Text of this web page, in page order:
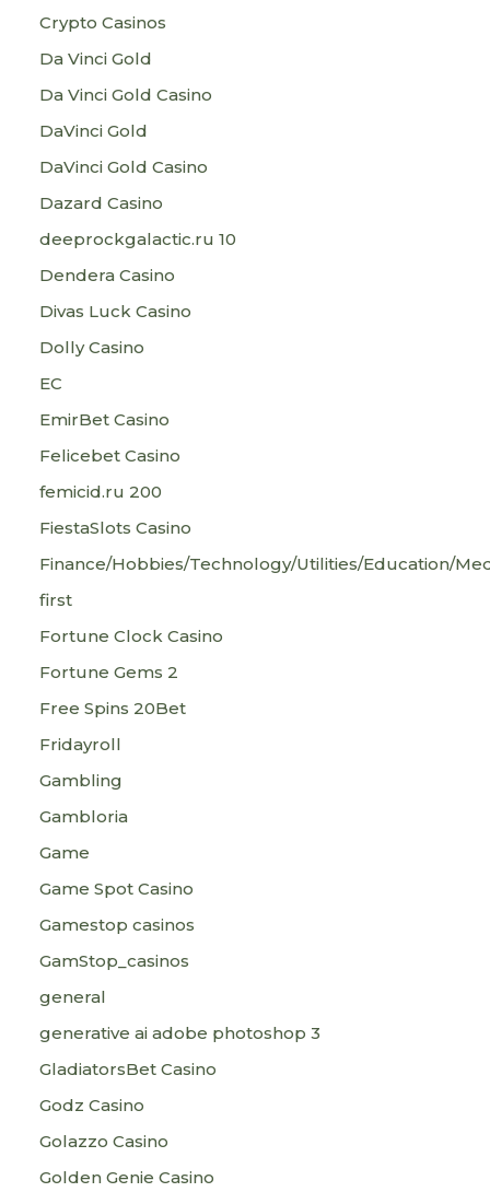
Crypto Casinos
Da Vinci Gold
Da Vinci Gold Casino
DaVinci Gold
DaVinci Gold Casino
Dazard Casino
deeprockgalactic.ru 10
Dendera Casino
Divas Luck Casino
Dolly Casino
EC
EmirBet Casino
Felicebet Casino
femicid.ru 200
FiestaSlots Casino
Finance/Hobbies/Technology/Utilities/Education/
first
Fortune Clock Casino
Fortune Gems 2
Free Spins 20Bet
Fridayroll
Gambling
Gambloria
Game
Game Spot Casino
Gamestop casinos
GamStop_casinos
general
generative ai adobe photoshop 3
GladiatorsBet Casino
Godz Casino
Golazzo Casino
Golden Genie Casino